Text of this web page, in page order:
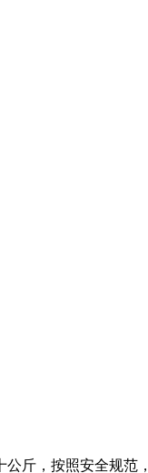
斤，按照安全规范